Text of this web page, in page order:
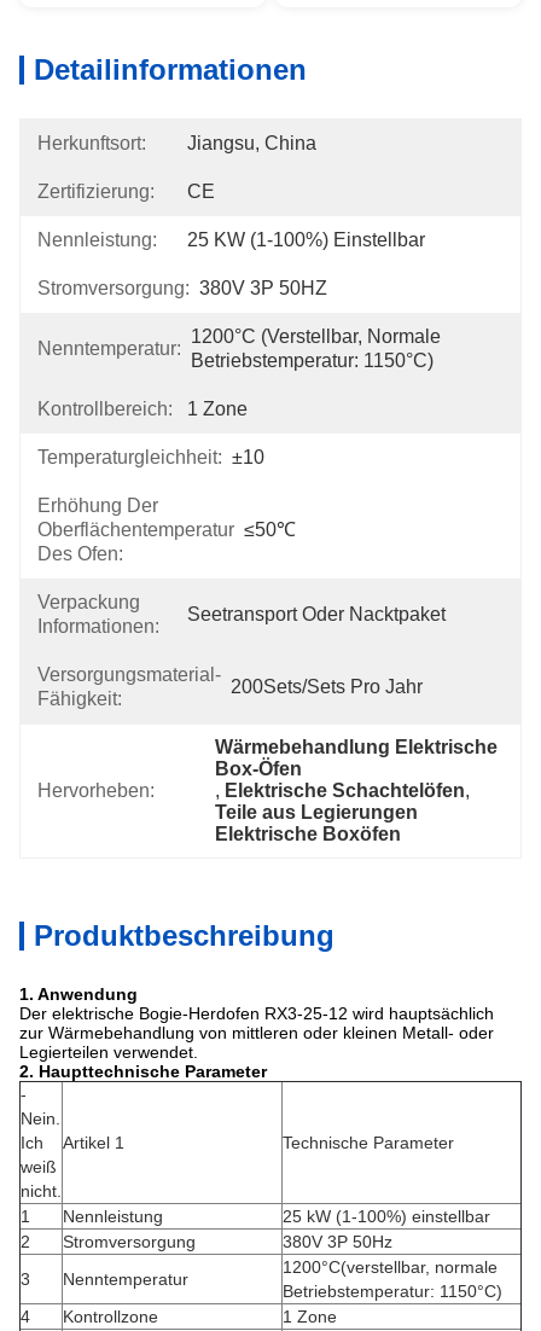
Detailinformationen
Herkunftsort: Jiangsu, China
Zertifizierung: CE
Nennleistung: 25 KW (1-100%) Einstellbar
Stromversorgung: 380V 3P 50HZ
Nenntemperatur:
1200°C (verstellbar, Normale
Betriebstemperatur: 1150°C)
Kontrollbereich: 1 Zone
Temperaturgleichheit: ±10
Erhöhung Der
Oberflächentemperatur
Des Ofen:
≤50℃
Verpackung
Informationen:
Seetransport Oder Nacktpaket
Versorgungsmaterial-
Fähigkeit:
200Sets/Sets Pro Jahr
Hervorheben:
Wärmebehandlung Elektrische
Box-Öfen
, Elektrische Schachtelöfen,
Teile aus Legierungen
Elektrische Boxöfen
Produktbeschreibung
1. Anwendung
Der elektrische Bogie-Herdofen RX3-25-12 wird hauptsächlich
zur Wärmebehandlung von mittleren oder kleinen Metall- oder
Legierteilen verwendet.
2. Haupttechnische Parameter
-
Nein.
Ich
weiß
nicht.
Artikel 1 Technische Parameter
1 Nennleistung
25 kW (1-100%) einstellbar
2
Stromversorgung
380V 3P 50Hz
3
Nenntemperatur
1200°C(verstellbar, normale
Betriebstemperatur: 1150°C)
4
Kontrollzone
1 Zone